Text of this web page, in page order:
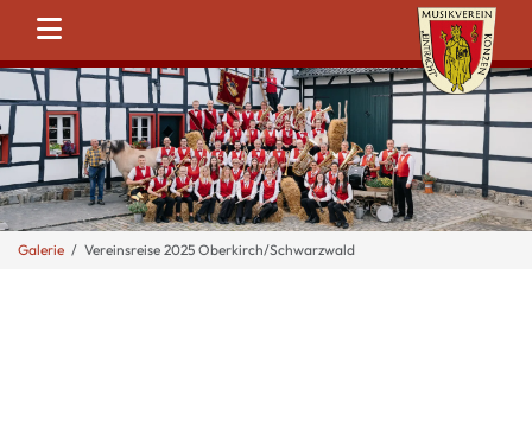
Galerie Vereinsreise 2025 Oberkirch/Schwarzwald